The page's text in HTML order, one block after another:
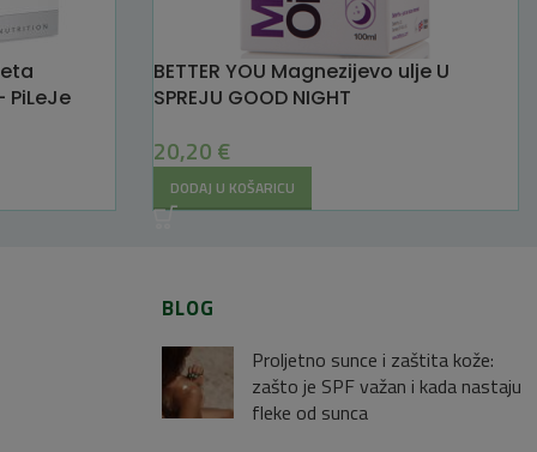
PiLeJe
BETTER YOU Magnezijevo ulje U
SPREJU GOOD NIGHT
20,20 €
DODAJ U KOŠARICU
BLOG
Proljetno sunce i zaštita kože:
zašto je SPF važan i kada nastaju
fleke od sunca